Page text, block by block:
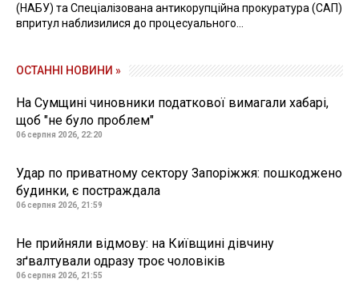
(НАБУ) та Спеціалізована антикорупційна прокуратура (САП)
впритул наблизилися до процесуального...
ОСТАННІ НОВИНИ »
На Сумщині чиновники податкової вимагали хабарі,
щоб "не було проблем"
06 серпня 2026, 22:20
Удар по приватному сектору Запоріжжя: пошкоджено
будинки, є постраждала
06 серпня 2026, 21:59
Не прийняли відмову: на Київщині дівчину
зґвалтували одразу троє чоловіків
06 серпня 2026, 21:55